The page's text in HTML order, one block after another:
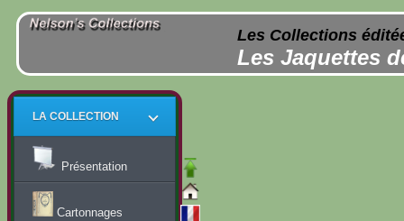
Les Collections
Les Jaquettes
LA COLLECTION
Présentation
Cartonnages